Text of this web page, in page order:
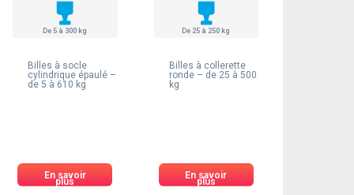
De 5 à 300 kg
Billes à socle
cylindrique épaulé –
de 5 à 610 kg
En savoir
plus
De 25 à 250 kg
Billes à collerette
ronde – de 25 à 500
kg
En savoir
plus